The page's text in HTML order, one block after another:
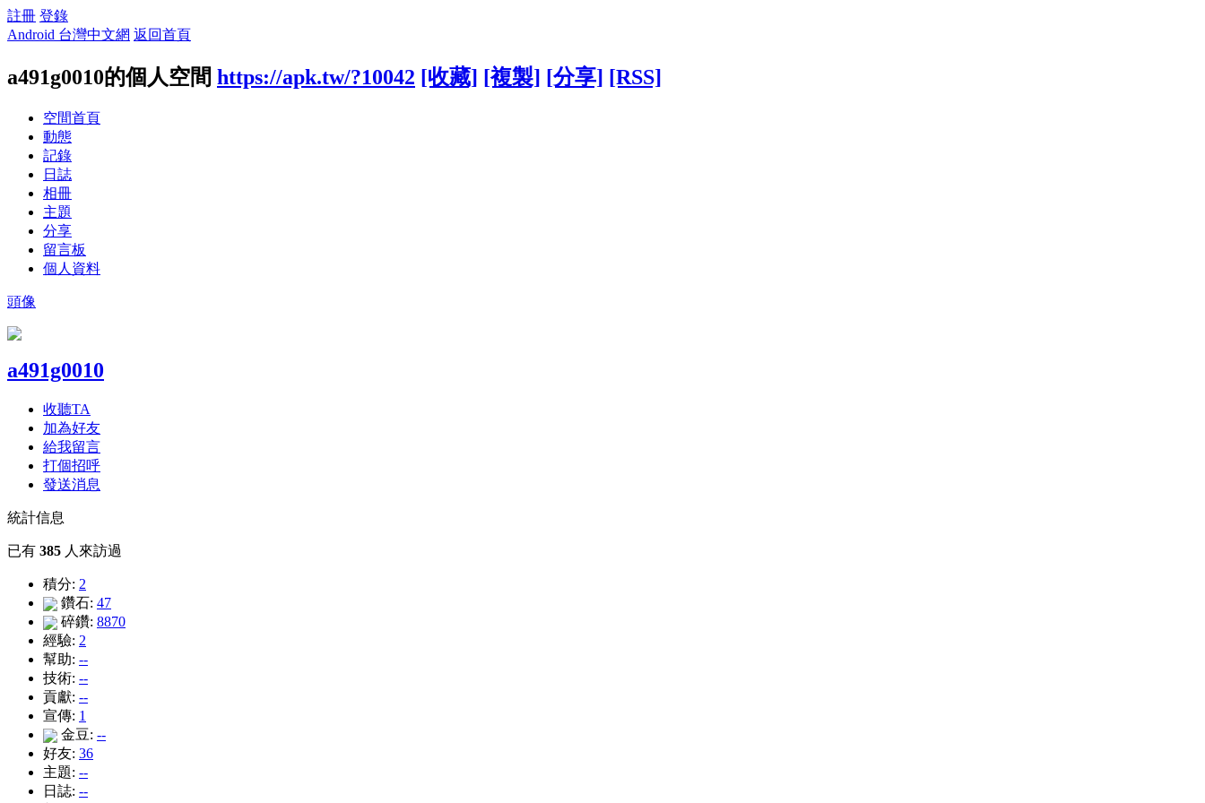
註冊 登錄
Android 台灣中文網 返回首頁
a491g0010的個人空間 https://apk.tw/?10042 [收藏] [複製] [分享] [RSS]
空間首頁
動態
記錄
日誌
相冊
主題
分享
留言板
個人資料
頭像
a491g0010
收聽TA
加為好友
給我留言
打個招呼
發送消息
統計信息
已有 385 人來訪過
積分: 2
鑽石: 47
碎鑽: 8870
經驗: 2
幫助: --
技術: --
貢獻: --
宣傳: 1
金豆: --
好友: 36
主題: --
日誌: --